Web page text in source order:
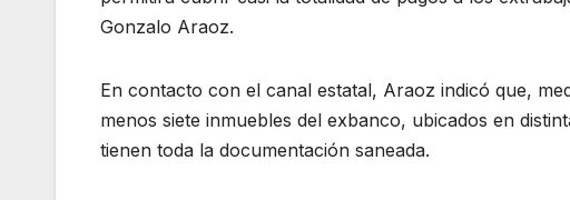
Gonzalo Araoz.
En contacto con el canal estatal, Araoz indicó que,
menos siete inmuebles del exbanco, ubicados en
tienen toda la documentación saneada.